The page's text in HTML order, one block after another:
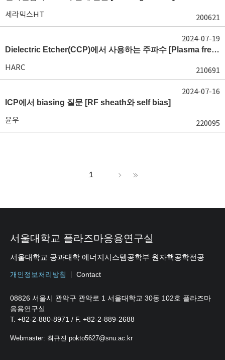
세라믹스HT 200621
Dielectric Etcher(CCP)에서 사용하는 주파수 [Plasma frequency 및 RF sheath]
HARC 210691
2024-07-19
ICP에서 biasing 질문 [RF sheath와 self bias]
윤우 220095
2024-07-16
1
서울대학교 플라즈마응용연구실
서울대학교 공과대학 에너지시스템공학부 원자핵공학전공
개인정보처리방침 Contact
08826 서울시 관악구 관악로 1 서울대학교 30동 102호 플라즈마
응용연구실
T. +82-2-880-8971 / F. +82-2-889-2688
Webmaster: 최규진 pokto5627@snu.ac.kr